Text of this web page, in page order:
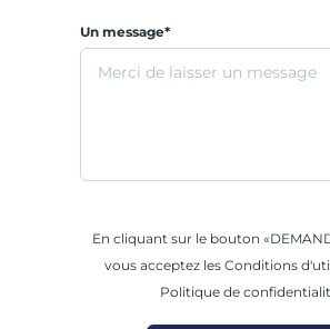
Un message*
En cliquant sur le bouton
vous acceptez les Conditions
Politique de